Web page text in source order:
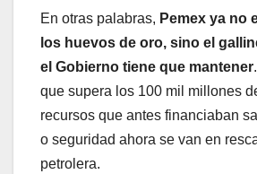
En otras palabras, Pemex ya no
los huevos de oro, sino el
el Gobierno tiene que mantener
que supera los 100 mil millones
recursos que antes financiaban
o seguridad ahora se van en
petrolera.